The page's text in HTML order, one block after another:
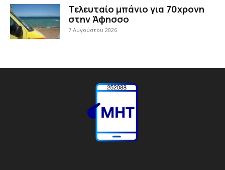
Τελευταίο μπάνιο για 70χρονη
στην Άφησσο
7 Αυγούστου 2026